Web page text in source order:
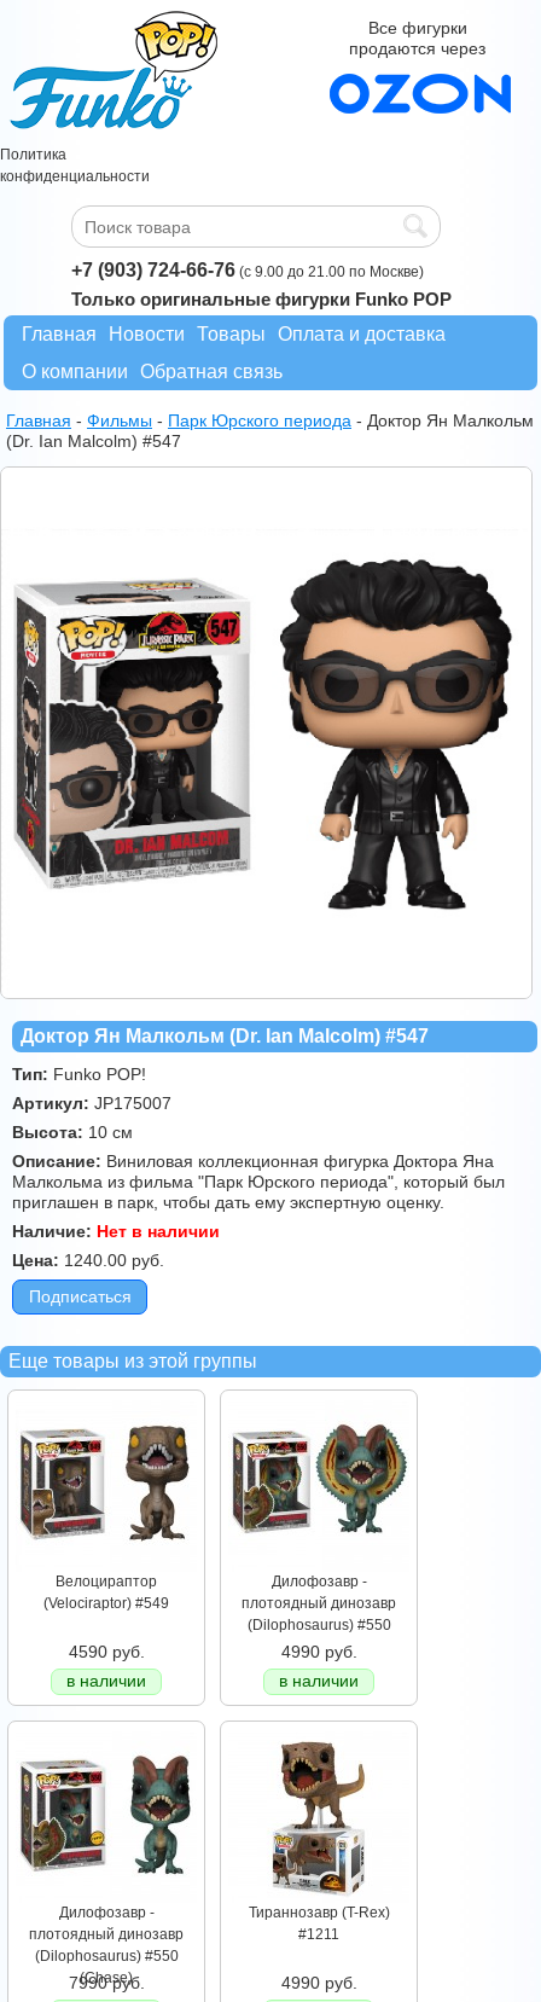
Политика
конфиденциальности
Все фигурки
продаются через
+7 (903) 724-66-76 (с 9.00 до 21.00 по Москве)
Только оригинальные фигурки Funko POP
Главная
Новости Товары
Оплата и доставка
О компании
Обратная связь
Главная - Фильмы - Парк Юрского периода - Доктор Ян Малкольм
(Dr. Ian Malcolm) #547
Доктор Ян Малкольм (Dr. Ian Malcolm) #547
Тип: Funko POP!
Артикул: JP175007
Высота: 10 см
Описание: Виниловая коллекционная фигурка Доктора Яна
Малкольма из фильма "Парк Юрского периода", который был
приглашен в парк, чтобы дать ему экспертную оценку.
Наличие: Нет в наличии
Цена: 1240.00 руб.
Подписаться
Еще товары из этой группы
Велоцираптор
(Velociraptor) #549
4590 руб.
в наличии
Дилофозавр -
плотоядный динозавр
(Dilophosaurus) #550
4990 руб.
в наличии
Дилофозавр -
плотоядный динозавр
(Dilophosaurus) #550
(Chase)
7990 руб.
Тираннозавр (T-Rex)
#1211
4990 руб.